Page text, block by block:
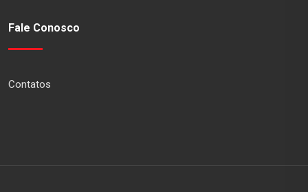
Fale Conosco
Contatos